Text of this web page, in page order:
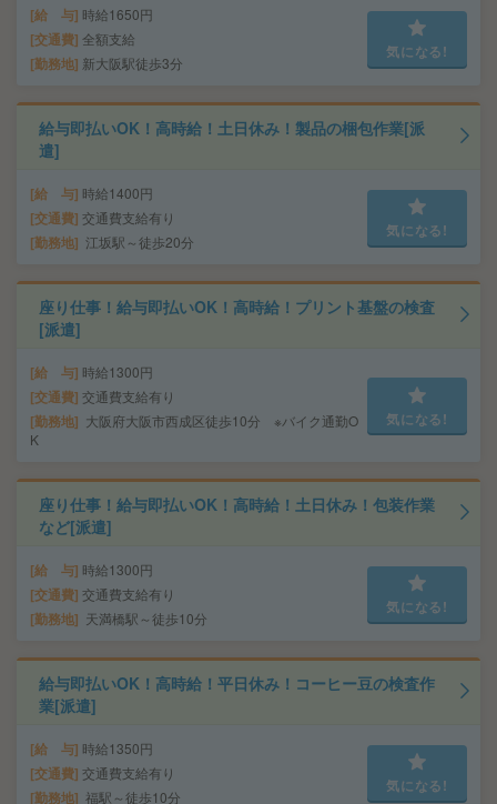
給 与 時給1650円
交通費 全額支給
勤務地 新大阪駅徒歩3分
気になる!
給与即払いOK！高時給！土日休み！製品の梱包作業[派
遣]
給 与 時給1400円
交通費 交通費支給有り
勤務地 江坂駅～徒歩20分
気になる!
座り仕事！給与即払いOK！高時給！プリント基盤の検査
[派遣]
給 与 時給1300円
交通費 交通費支給有り
勤務地
大阪府大阪市西成区徒歩10分 ※バイク通勤O
K
気になる!
座り仕事！給与即払いOK！高時給！土日休み！包装作業
など[派遣]
給 与 時給1300円
交通費 交通費支給有り
勤務地 天満橋駅～徒歩10分
気になる!
給与即払いOK！高時給！平日休み！コーヒー豆の検査作
業[派遣]
給 与 時給1350円
交通費 交通費支給有り
勤務地 福駅～徒歩10分
気になる!